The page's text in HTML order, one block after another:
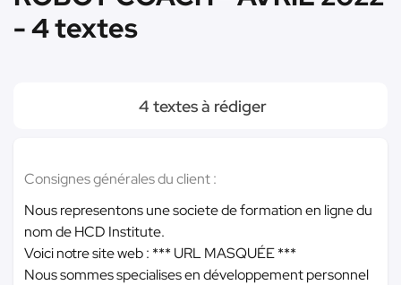
- 4 textes
4 textes à rédiger
Consignes générales du client :
Nous representons une societe de formation en ligne du
nom de HCD Institute.
Voici notre site web : *** URL MASQUÉE ***
Nous sommes specialises en développement personnel